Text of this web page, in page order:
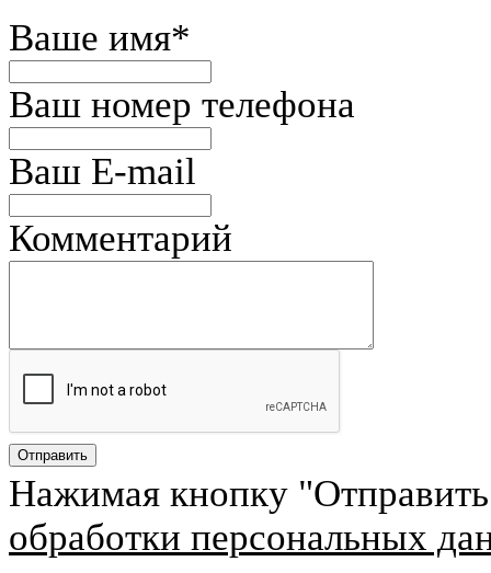
Ваше имя*
Ваш номер телефона
Ваш E-mail
Комментарий
Нажимая кнопку
обработки персональных